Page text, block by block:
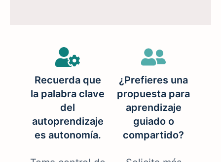
Recuerda que
la palabra clave
del
autoprendizaje
es autonomía.
¿Prefieres una
propuesta para
aprendizaje
guiado o
compartido?